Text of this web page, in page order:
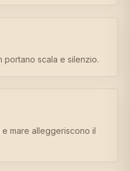
portano scala e silenzio.
mare alleggeriscono il